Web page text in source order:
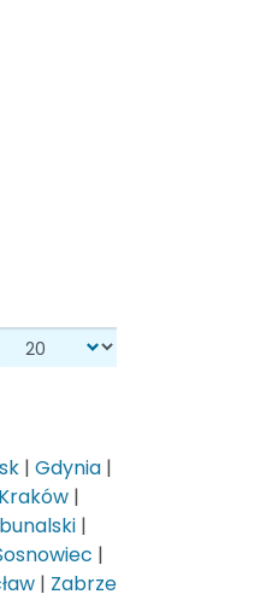
| Gdynia |
Kraków |
|
|
| Zabrze